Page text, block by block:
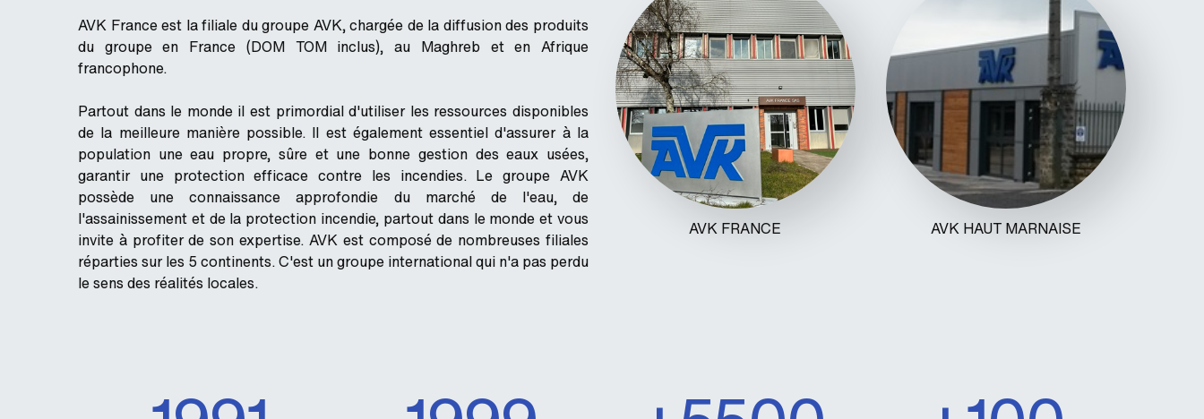
AVK France est la filiale du groupe AVK, chargée de la diffusion des produits
du groupe en France (DOM TOM inclus), au Maghreb et en Afrique
francophone.
Partout dans le monde il est primordial d'utiliser les ressources disponibles
de la meilleure manière possible. Il est également essentiel d'assurer à la
population une eau propre, sûre et une bonne gestion des eaux usées,
garantir une protection efficace contre les incendies. Le groupe AVK
possède une connaissance approfondie du marché de l'eau, de
l'assainissement et de la protection incendie, partout dans le monde et vous
invite à profiter de son expertise. AVK est composé de nombreuses filiales
réparties sur les 5 continents. C'est un groupe international qui n'a pas perdu
le sens des réalités locales.
AVK FRANCE AVK HAUT MARNAISE